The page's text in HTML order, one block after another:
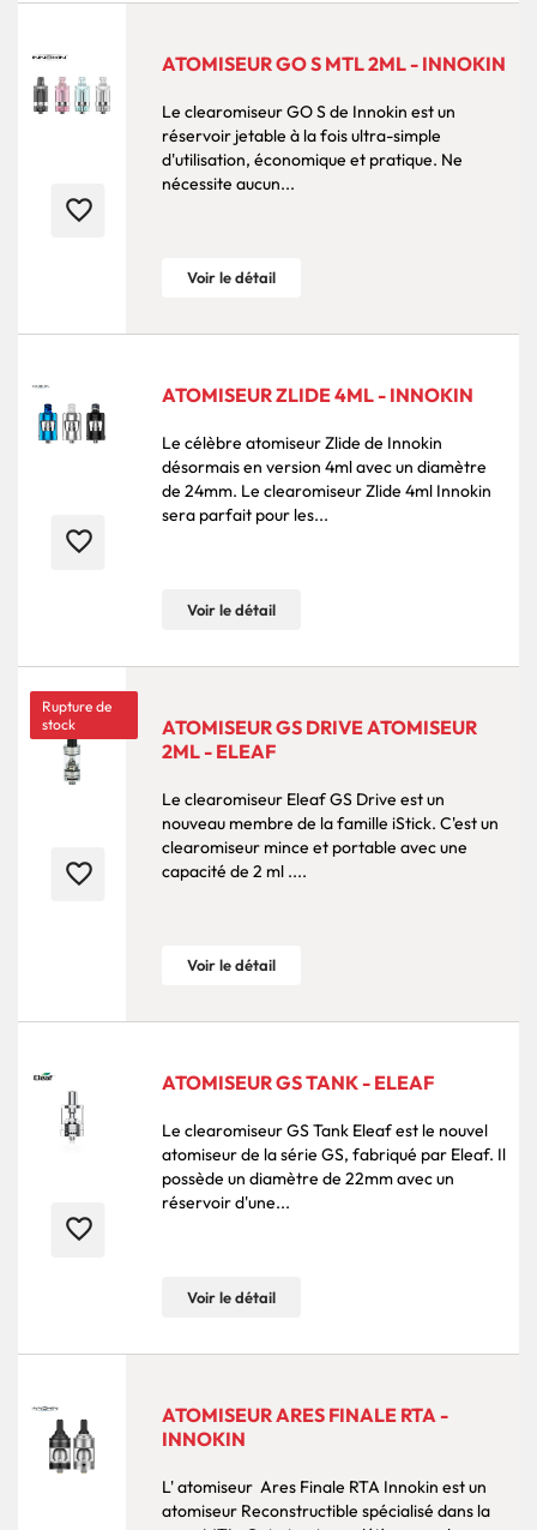
favorite_border
ATOMISEUR GO S MTL 2ML - INNOKIN
Le clearomiseur GO S de Innokin est un
réservoir jetable à la fois ultra-simple
d'utilisation, économique et pratique. Ne
nécessite aucun...
Voir le détail
favorite_border
ATOMISEUR ZLIDE 4ML - INNOKIN
Le célèbre atomiseur Zlide de Innokin
désormais en version 4ml avec un diamètre
de 24mm. Le clearomiseur Zlide 4ml Innokin
sera parfait pour les...
Voir le détail
Rupture de
stock
favorite_border
ATOMISEUR GS DRIVE ATOMISEUR
2ML - ELEAF
Le clearomiseur Eleaf GS Drive est un
nouveau membre de la famille iStick. C'est un
clearomiseur mince et portable avec une
capacité de 2 ml ....
Voir le détail
favorite_border
ATOMISEUR GS TANK - ELEAF
Le clearomiseur GS Tank Eleaf est le nouvel
atomiseur de la série GS, fabriqué par Eleaf. Il
possède un diamètre de 22mm avec un
réservoir d'une...
Voir le détail
ATOMISEUR ARES FINALE RTA -
INNOKIN
L' atomiseur Ares Finale RTA Innokin est un
atomiseur Reconstructible spécialisé dans la